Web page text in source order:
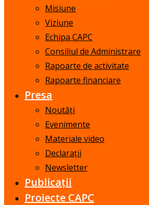
Misiune
Viziune
Echipa CAPC
Consiliul de Administrare
Rapoarte de activitate
Rapoarte financiare
Presa
Noutăți
Evenimente
Materiale video
Declarații
Newsletter
Publicații
Proiecte CAPC